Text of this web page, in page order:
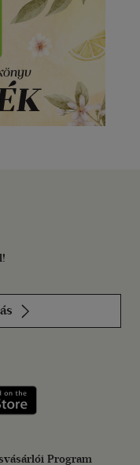
meg: Google
Program